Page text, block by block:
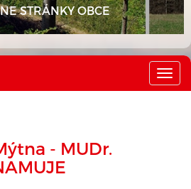
STRÁNKY OBCE
- MUDr.